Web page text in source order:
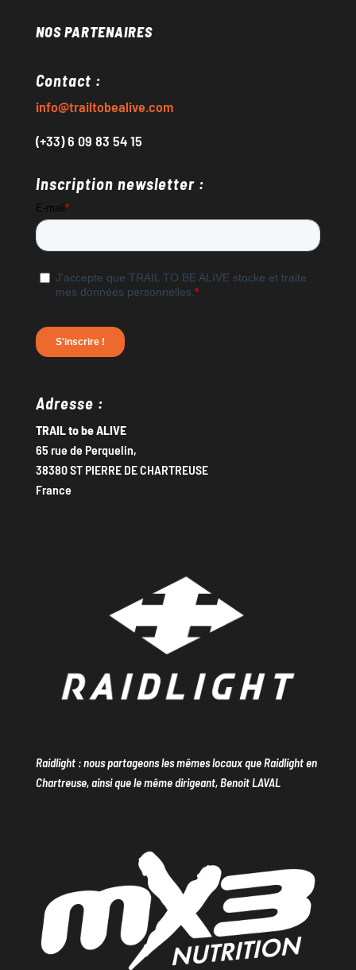
NOS PARTENAIRES
Contact :
info@trailtobealive.com
(+33) 6 09 83 54 15
Inscription newsletter :
Adresse :
TRAIL to be ALIVE
65 rue de Perquelin,
38380 ST PIERRE DE CHARTREUSE
France
Raidlight : nous partageons les mêmes locaux que Raidlight en
Chartreuse, ainsi que le même dirigeant, Benoit LAVAL